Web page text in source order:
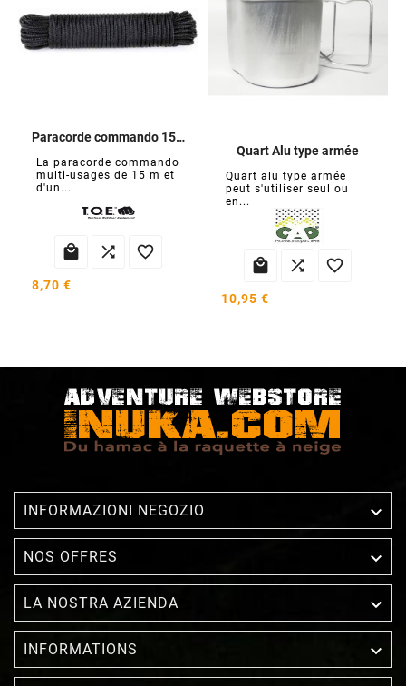
Paracorde commando 15m Ø7mm
La paracorde commando
multi-usages de 15 m et
d'un...
  
8,70 €
Quart Alu type armée
Quart alu type armée
peut s'utiliser seul ou
en...
  
10,95 €
INFORMAZIONI NEGOZIO 
NOS OFFRES 
LA NOSTRA AZIENDA 
INFORMATIONS 